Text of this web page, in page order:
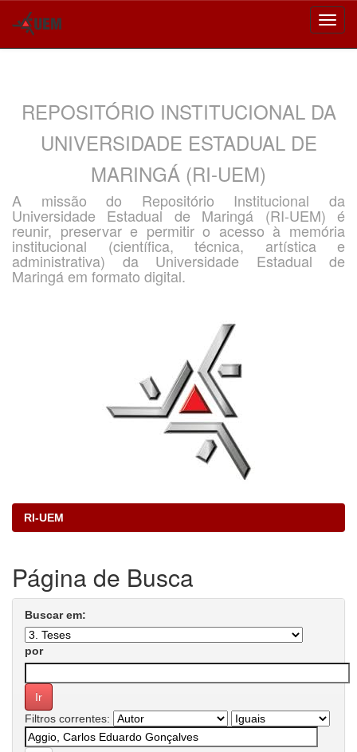
REPOSITÓRIO INSTITUCIONAL DA
UNIVERSIDADE ESTADUAL DE
MARINGÁ (RI-UEM)
A missão do Repositório Institucional da
Universidade Estadual de Maringá (RI-UEM) é
reunir, preservar e permitir o acesso à memória
institucional (científica, técnica, artística e
administrativa) da Universidade Estadual de
Maringá em formato digital.
RI-UEM
Página de Busca
Buscar em:
por
Filtros correntes: